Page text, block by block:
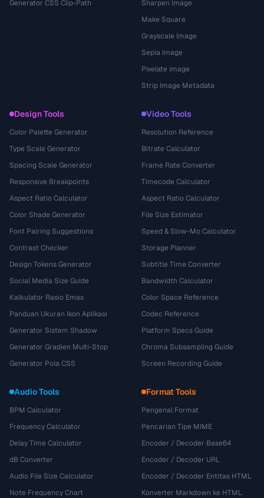
Generator CSS Clip-Path
Sharpen Image
Make Square
Grayscale Image
Sepia Image
Pixelate Image
Strip Image Metadata
Design Tools
Color Palette Generator
Type Scale Generator
Spacing Scale Generator
Responsive Breakpoints
Aspect Ratio Calculator
Color Shade Generator
Font Pairing Suggestions
Contrast Checker
Design Tokens Generator
Social Media Size Guide
Kalkulator Rasio Emas
Panduan Ukuran Ikon Aplikasi
Generator Sistem Shadow
Generator Gradien Multi-Stop
Generator Pola CSS
Video Tools
Resolution Reference
Bitrate Calculator
Frame Rate Converter
Timecode Calculator
Aspect Ratio Calculator
File Size Estimator
Speed & Slow-Mo Calculator
Storage Planner
Subtitle Time Converter
Bandwidth Calculator
Color Space Reference
Codec Reference
Platform Specs Guide
Chroma Subsampling Guide
Screen Recording Guide
Audio Tools
BPM Calculator
Frequency Calculator
Delay Time Calculator
dB Converter
Audio File Size Calculator
Note Frequency Chart
Format Tools
Pengenal Format
Pencarian Tipe MIME
Encoder / Decoder Base64
Encoder / Decoder URL
Encoder / Decoder Entitas HTML
Konverter Markdown ke HTML